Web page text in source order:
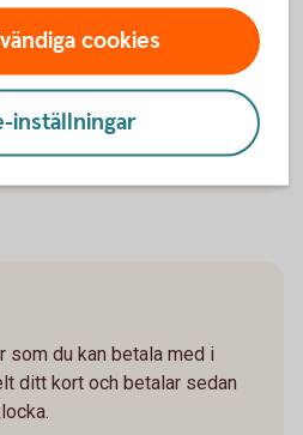
handlar online. Välj vilka
med det du vill.
Mastercard.
Pay
som du kan betala med i
ditt kort och betalar sedan
cookies
inställningar